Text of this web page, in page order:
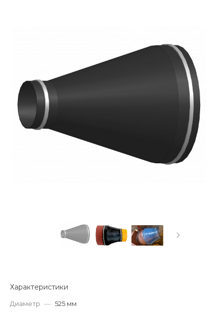
Характеристики
Диаметр — 525 мм